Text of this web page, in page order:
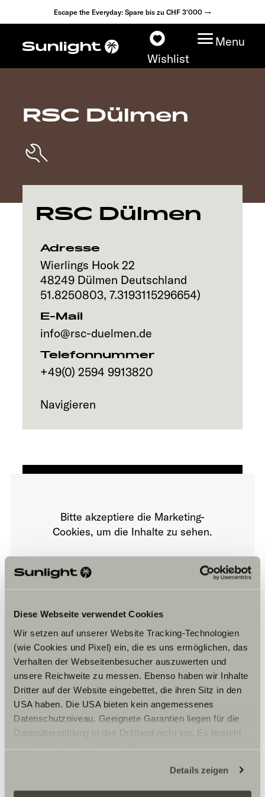
Diese Webseite verwendet Cookies
Wir setzen auf unserer Website Tracking-Technologien
(wie Cookies und Pixel) ein, die es uns ermöglichen, das
Verhalten der Webseitenbesucher auszuwerten und
unsere Reichweite zu messen. Ebenso haben wir Inhalte
Dritter auf der Website eingebettet, die ihren Sitz in den
USA haben. Die USA bieten kein angemessenes
Datenschutzniveau. Geeignete Garantien liegen für die
Datenübermittlung in das Drittland nicht vor. Es besteht
ein erhöhtes Risiko für Betroffene, da diesen
zustehen. Eingesetzte Dienstleister können Daten für
eigene Zwecke verarbeiten und mit anderen Daten
Details zeigen
Escape the Everyday: Spare bis zu CHF 3'000 →
Wishlist
Menu
Modelle
Konfigurator
Fahrzeugfinder
Händlersuche
Explore
Service
RSC Dülmen
RSC Dülmen
Adresse
Wierlings Hook 22
48249 Dülmen Deutschland
51.8250803, 7.3193115296654)
E-Mail
info@rsc-duelmen.de
Telefonnummer
+49(0) 2594 9913820
Navigieren
Öffnungszeiten
WERKSTATT
Montag – Freitag:
09:00 – 13:00 Uhr
Bitte akzeptiere die Marketing-
Cookies, um die Inhalte zu sehen.
Cookie-Einstellungen